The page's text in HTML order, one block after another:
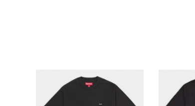
シーズンから探す